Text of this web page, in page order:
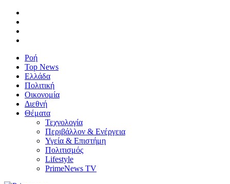
Ροή
Top News
Ελλάδα
Πολιτική
Οικονομία
Διεθνή
Θέματα
Τεχνολογία
Περιβάλλον & Ενέργεια
Υγεία & Επιστήμη
Πολιτισμός
Lifestyle
PrimeNews TV